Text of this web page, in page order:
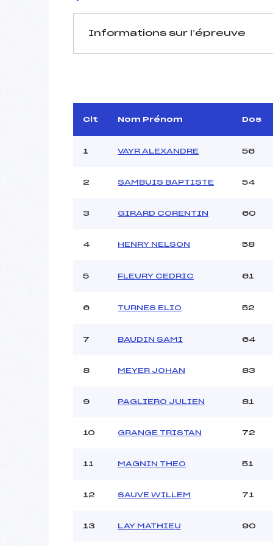
Informations sur l’épreuve
Arbitre :
Assistant :
MANCHE 1
Heure de départ :
Ouvreurs A :
Ouvreurs C :
Pénalité appliquée :
Clt Nom Prénom Dos
1 VAYR ALEXANDRE 56
2 SAMBUIS BAPTISTE 54
3 GIRARD CORENTIN 60
4 HENRY NELSON 58
5 FLEURY CEDRIC 61
6 TURNES ELIO 52
7 BAUDIN SAMI 64
8 MEYER JOHAN 83
9 PAGLIERO JULIEN 81
10 GRANGE TRISTAN 72
11 MAGNIN THEO 51
12 SAUVE WILLEM 71
13 LAY MATHIEU 90